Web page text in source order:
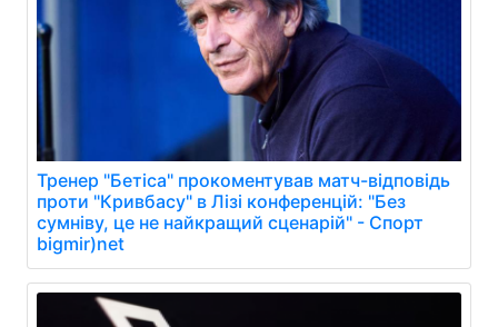
Тренер "Бетіса" прокоментував матч-відповідь
проти "Кривбасу" в Лізі конференцій: "Без
сумніву, це не найкращий сценарій" - Спорт
bigmir)net